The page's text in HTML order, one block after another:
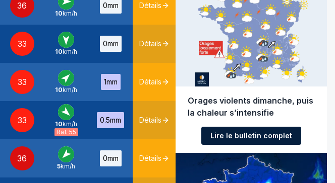
36
O -
10km/h
0mm Détails
33
N -
10km/h
0mm Détails
33
SO -
10km/h
1mm Détails
33
NO -
10km/h
Raf. 55
0.5mm Détails
36
NE
5km/h
0mm Détails
Orages violents dimanche, puis
la chaleur s’intensifie
Lire le bulletin complet